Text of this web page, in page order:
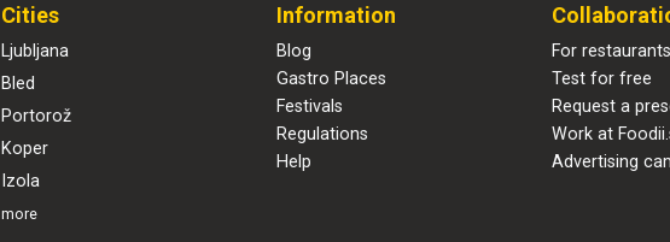
Cities
Ljubljana
Bled
Portorož
Koper
Izola
more
Information
Blog
Gastro Places
Festivals
Regulations
Help
For restaurants
Test for free
Request a
Work at
Advertising